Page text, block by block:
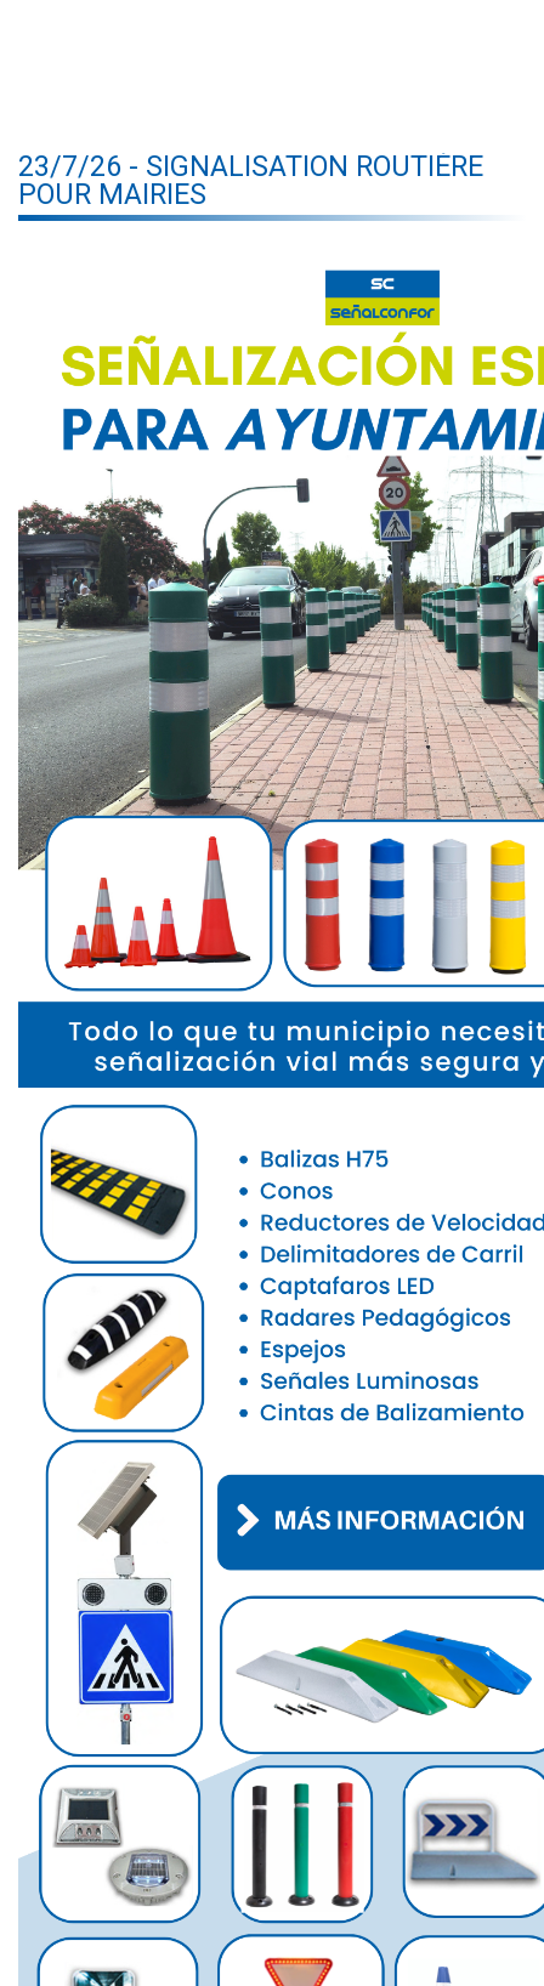
23/7/26 - SIGNALISATION ROUTIÈRE
POUR MAIRIES